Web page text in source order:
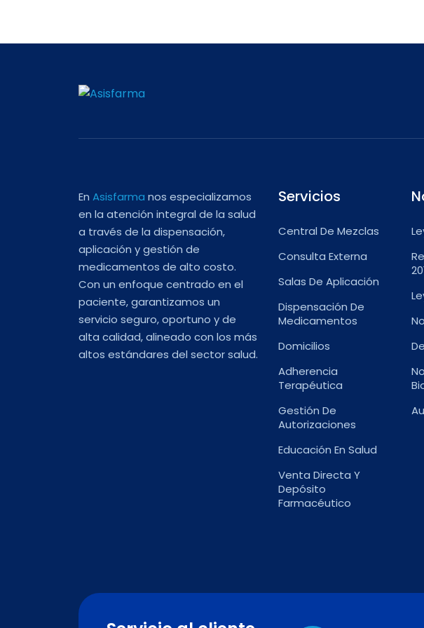
En Asisfarma nos especializamos
en la atención integral de la salud
a través de la dispensación,
aplicación y gestión de
medicamentos de alto costo.
Con un enfoque centrado en el
paciente, garantizamos un
servicio seguro, oportuno y de
alta calidad, alineado con los más
altos estándares del sector salud.
Servicios
Central De Mezclas
Consulta Externa
Salas De Aplicación
Dispensación De
Medicamentos
Domicilios
Adherencia
Terapéutica
Gestión De
Autorizaciones
Educación En Salud
Venta Directa Y
Depósito
Farmacéutico